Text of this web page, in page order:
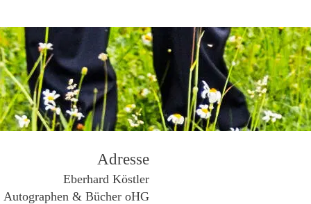
Adresse
Eberhard Köstler
Autographen & Bücher oHG